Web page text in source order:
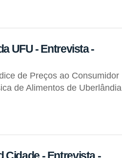
UFU - Entrevista -
de Preços ao Consumidor
de Alimentos de Uberlândia
Cidade - Entrevista -